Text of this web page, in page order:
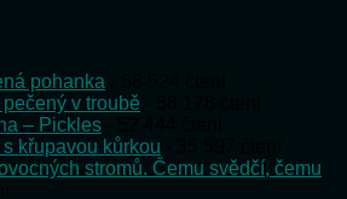
pohanka
v troubě
– Pickles
křupavou kůrkou
stromů. Čemu svědčí, čemu